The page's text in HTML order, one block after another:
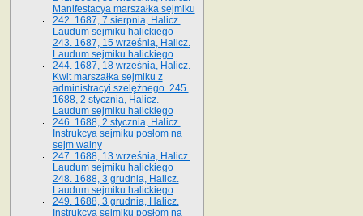
Manifestacya marszałka sejmiku
242. 1687, 7 sierpnia, Halicz.
Laudum sejmiku halickiego
243. 1687, 15 września, Halicz.
Laudum sejmiku halickiego
244. 1687, 18 września, Halicz.
Kwit marszałka sejmiku z
administracyi szelężnego. 245.
1688, 2 stycznia, Halicz.
Laudum sejmiku halickiego
246. 1688, 2 stycznia, Halicz.
Instrukcya sejmiku posłom na
sejm walny
247. 1688, 13 września, Halicz.
Laudum sejmiku halickiego
248. 1688, 3 grudnia, Halicz.
Laudum sejmiku halickiego
249. 1688, 3 grudnia, Halicz.
Instrukcya sejmiku posłom na